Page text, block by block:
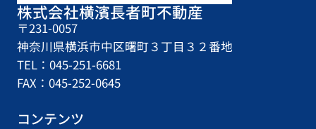
株式会社横濱長者町不動産
〒231-0057
神奈川県横浜市中区曙町３丁目３２番地
TEL：045-251-6681
FAX：045-252-0645
コンテンツ